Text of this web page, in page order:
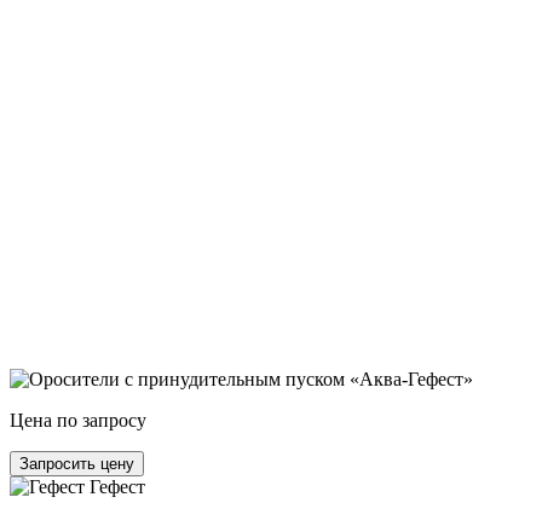
Цена по запросу
Запросить цену
Гефест